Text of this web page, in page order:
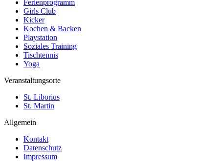
Ferienprogramm
Girls Club
Kicker
Kochen & Backen
Playstation
Soziales Training
Tischtennis
Yoga
Veranstaltungsorte
St. Liborius
St. Martin
Allgemein
Kontakt
Datenschutz
Impressum